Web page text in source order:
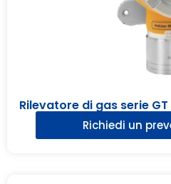
Rilevatore di gas serie
Richiedi un